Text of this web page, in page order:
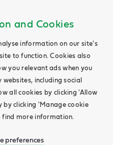
and Cookies
information on our site's
to function. Cookies also
you relevant ads when you
including social
all cookies by clicking 'Allow
by clicking 'Manage cookie
find more information.
preferences